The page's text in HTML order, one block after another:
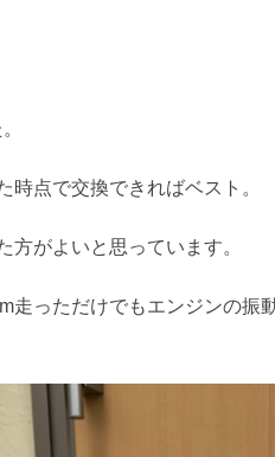
時点で交換できればベスト。
方がよいと思っています。
走っただけでもエンジンの